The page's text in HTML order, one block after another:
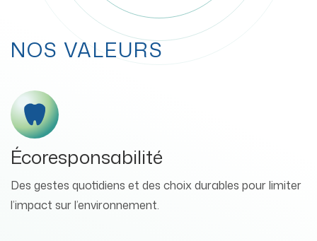
NOS VALEURS
Écoresponsabilité
Des gestes quotidiens et des choix durables pour limiter
l’impact sur l’environnement.